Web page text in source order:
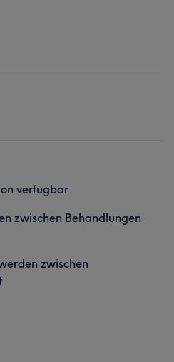
verfügbar
zwischen Behandlungen
zwischen